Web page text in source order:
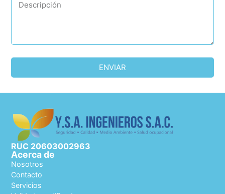
ENVIAR
RUC 20603002963
Acerca de
Nosotros
Contacto
Servicios